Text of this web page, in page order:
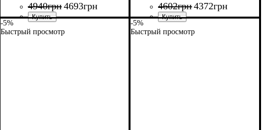
4940грн4693грн 4602грн4372грн
-5%
Быстрый просмотр
-5%
Быстрый просмотр